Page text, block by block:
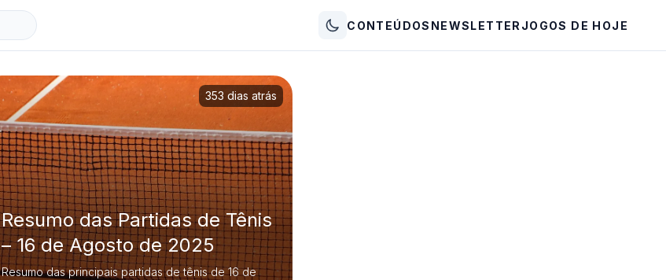
CONTEÚDOS NEWSLETTER JOGOS DE HOJE
Resumo das Partidas de Tênis
– 16 de Agosto de 2025
Resumo das principais partidas de tênis de 16 de
353 dias atrás